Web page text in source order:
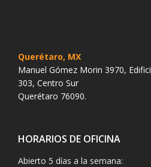
Querétaro, MX
Manuel Gómez Morin 3970,
303, Centro Sur
Querétaro 76090.
HORARIOS DE OFICINA
Abierto 5 días a la semana: